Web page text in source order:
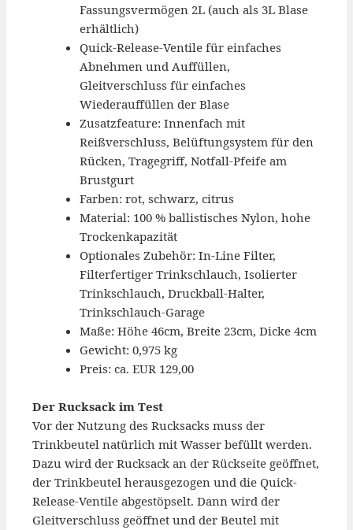
Fassungsvermögen 2L (auch als 3L Blase
erhältlich)
Quick-Release-Ventile für einfaches
Abnehmen und Auffüllen,
Gleitverschluss für einfaches
Wiederauffüllen der Blase
Zusatzfeature: Innenfach mit
Reißverschluss, Belüftungsystem für den
Rücken, Tragegriff, Notfall-Pfeife am
Brustgurt
Farben: rot, schwarz, citrus
Material: 100 % ballistisches Nylon, hohe
Trockenkapazität
Optionales Zubehör: In-Line Filter,
Filterfertiger Trinkschlauch, Isolierter
Trinkschlauch, Druckball-Halter,
Trinkschlauch-Garage
Maße: Höhe 46cm, Breite 23cm, Dicke 4cm
Gewicht: 0,975 kg
Preis: ca. EUR 129,00
Der Rucksack im Test
Vor der Nutzung des Rucksacks muss der
Trinkbeutel natürlich mit Wasser befüllt werden.
Dazu wird der Rucksack an der Rückseite geöffnet,
der Trinkbeutel herausgezogen und die Quick-
Release-Ventile abgestöpselt. Dann wird der
Gleitverschluss geöffnet und der Beutel mit